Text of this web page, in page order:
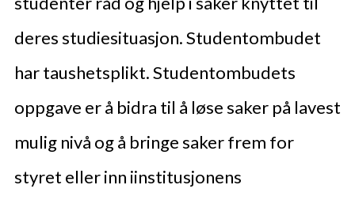
deres studiesituasjon. Studentombudet
har taushetsplikt. Studentombudets
oppgave er å bidra til å løse saker på lavest
mulig nivå og å bringe saker frem for
styret eller inn iinstitusjonens